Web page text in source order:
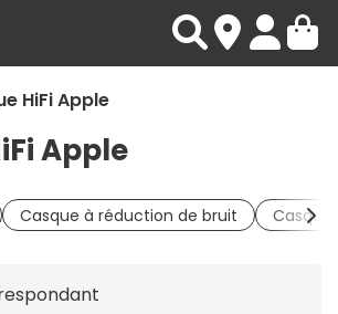
HiFi Apple
Apple
Casque à réduction de bruit Casque